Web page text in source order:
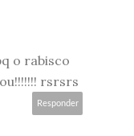
o rabisco
rsrsrs
Responder